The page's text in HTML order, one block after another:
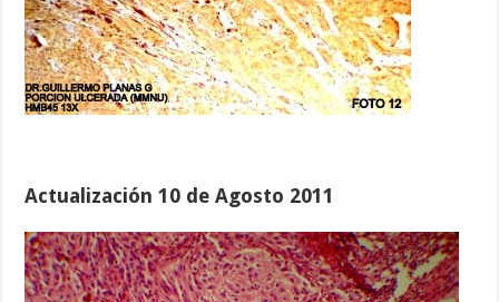
Actualización 10 de Agosto 2011